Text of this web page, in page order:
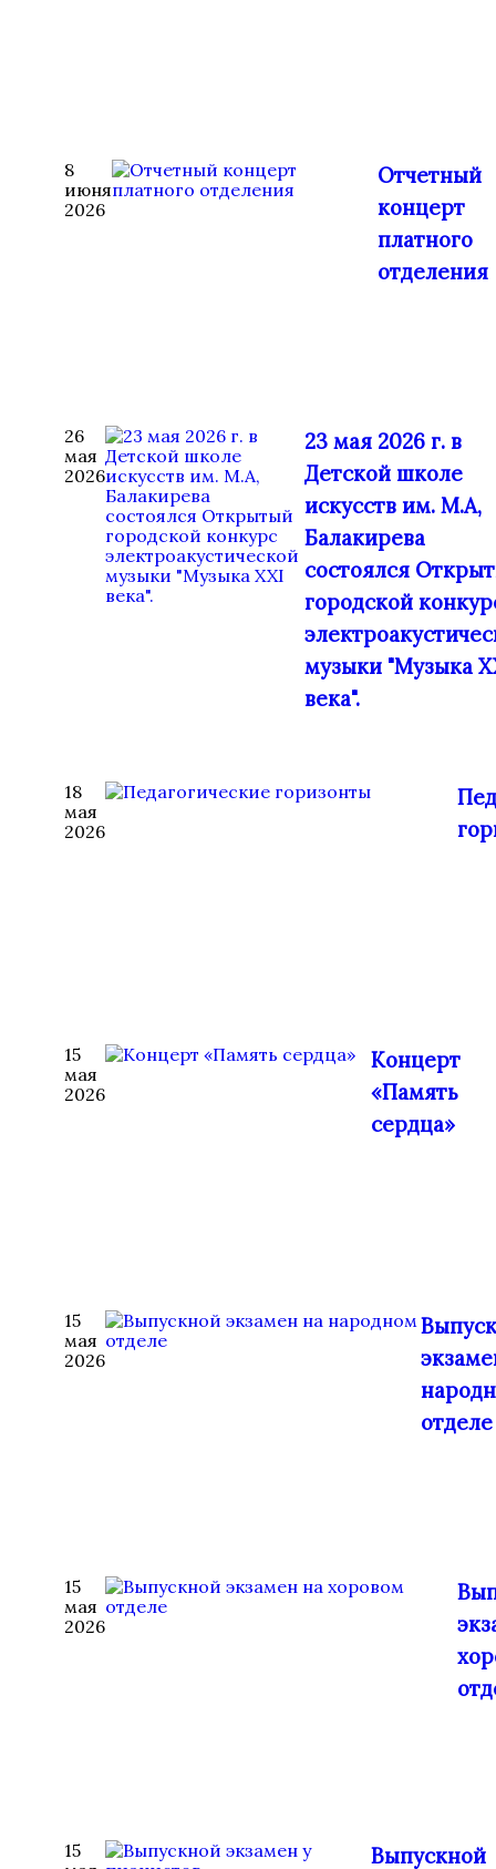
8
июня
2026
Отчетный
концерт
платного
отделения
26
мая
2026
23 мая 2026 г. в
Детской школе
искусств им. М.А,
Балакирева
состоялся
городской
музыки "Музыка
века".
18
мая
2026
15
мая
2026
Концерт
«Память
сердца»
15
мая
2026
отделе
15
мая
2026
15
Выпускной